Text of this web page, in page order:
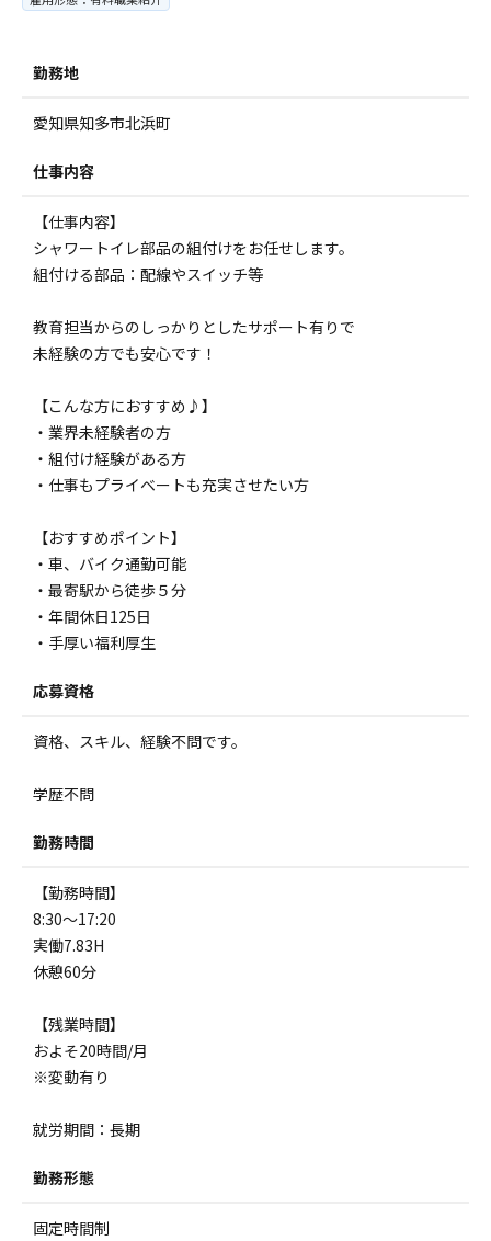
勤務地
愛知県知多市北浜町
仕事内容
【仕事内容】
シャワートイレ部品の組付けをお任せします。
組付ける部品：配線やスイッチ等
教育担当からのしっかりとしたサポート有りで
未経験の方でも安心です！
【こんな方におすすめ♪】
・業界未経験者の方
・組付け経験がある方
・仕事もプライベートも充実させたい方
【おすすめポイント】
・車、バイク通勤可能
・最寄駅から徒歩５分
・年間休日125日
・手厚い福利厚生
応募資格
資格、スキル、経験不問です。
学歴不問
勤務時間
【勤務時間】
8:30～17:20
実働7.83H
休憩60分
【残業時間】
およそ20時間/月
※変動有り
就労期間：長期
勤務形態
固定時間制